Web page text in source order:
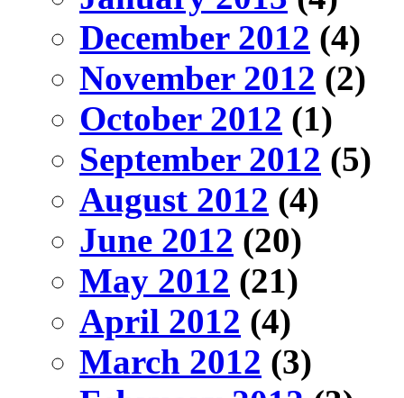
December 2012 (4)
November 2012 (2)
October 2012 (1)
September 2012 (5)
August 2012 (4)
June 2012 (20)
May 2012 (21)
April 2012 (4)
March 2012 (3)